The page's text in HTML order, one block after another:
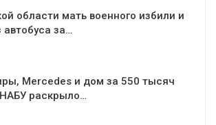
области мать военного избили и
автобуса за…
Mercedes и дом за 550 тысяч
раскрыло…